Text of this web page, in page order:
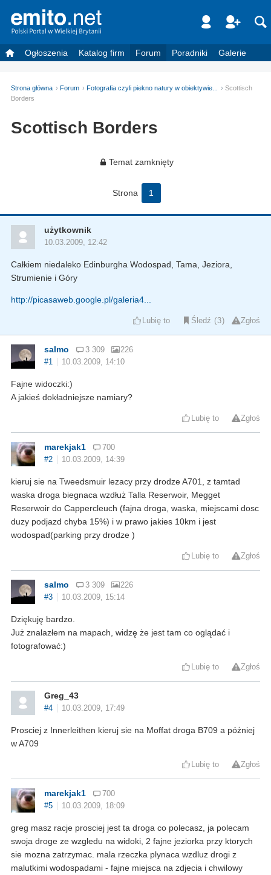
Ogłoszenia Katalog firm Forum Poradniki Galerie
Strona główna Forum Fotografia czyli piekno natury w obiektywie...
Scottisch
Borders
Scottisch Borders
Temat zamknięty
Strona 1
użytkownik
10.03.2009, 12:42
Całkiem niedaleko Edinburgha Wodospad, Tama, Jeziora,
Strumienie i Góry
http://picasaweb.google.pl/galeria4...
Lubię to Śledź 3 Zgłoś
salmo 3 309
226
#1
10.03.2009, 14:10
Fajne widoczki:)
A jakieś dokładniejsze namiary?
Lubię to Zgłoś
marekjak1
700
#2
10.03.2009, 14:39
kieruj sie na Tweedsmuir lezacy przy drodze A701, z tamtad
waska droga biegnaca wzdłuż Talla Reserwoir, Megget
Reserwoir do Cappercleuch (fajna droga, waska, miejscami dosc
duzy podjazd chyba 15%) i w prawo jakies 10km i jest
wodospad(parking przy drodze )
Lubię to Zgłoś
salmo 3 309
226
#3
10.03.2009, 15:14
Dziękuję bardzo.
Już znalazłem na mapach, widzę że jest tam co oglądać i
fotografować:)
Lubię to Zgłoś
Greg_43
#4 10.03.2009, 17:49
Prosciej z Innerleithen kieruj sie na Moffat droga B709 a póżniej
w A709
Lubię to Zgłoś
marekjak1
700
#5
10.03.2009, 18:09
greg masz racje prosciej jest ta droga co polecasz, ja polecam
swoja droge ze wzgledu na widoki, 2 fajne jeziorka przy ktorych
sie mozna zatrzymac. mala rzeczka plynaca wzdluz drogi z
malutkimi wodospadami - fajne miejsca na zdjecia i chwilowy